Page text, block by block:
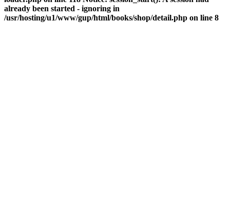
already been started - ignoring in
/usr/hosting/u1/www/gup/html/books/shop/detail.php on line 8